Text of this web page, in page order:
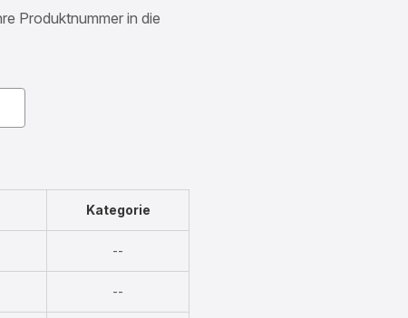
Produktnummer in die
Kategorie
--
verfügbar
--
verfügbar